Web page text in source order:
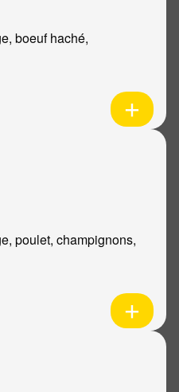
boeuf haché,
poulet, champignons,